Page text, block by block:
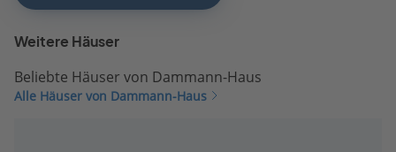
Weitere Häuser
Beliebte Häuser von Dammann-Haus
Alle Häuser von Dammann-Haus